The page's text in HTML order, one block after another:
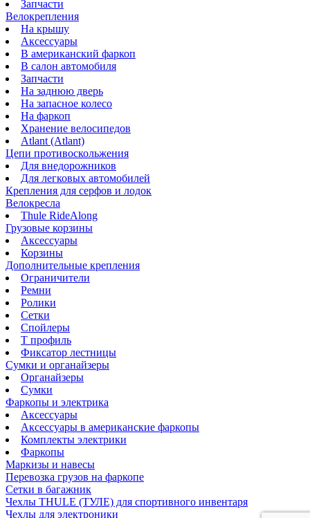
Запчасти
Велокрепления
На крышу
Аксессуары
В американский фаркоп
В салон автомобиля
Запчасти
На заднюю дверь
На запасное колесо
На фаркоп
Хранение велосипедов
Atlant (Atlant)
Цепи противоскольжения
Для внедорожников
Для легковых автомобилей
Крепления для серфов и лодок
Велокресла
Thule RideAlong
Грузовые корзины
Аксессуары
Корзины
Дополнительные крепления
Ограничители
Ремни
Ролики
Сетки
Спойлеры
Т профиль
Фиксатор лестницы
Сумки и органайзеры
Органайзеры
Сумки
Фаркопы и электрика
Аксессуары
Аксессуары в американские фаркопы
Комплекты электрики
Фаркопы
Маркизы и навесы
Перевозка грузов на фаркопе
Сетки в багажник
Чехлы THULE (ТУЛЕ) для спортивного инвентаря
Чехлы для электроники